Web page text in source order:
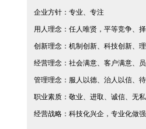
企业方针：专业、专注
用人理念：任人唯贤，平等竞争、
创新理念：机制创新、科技创新、
经营理念：社会满意、客户满意、
管理理念：服人以德、治人以信、
职业素质：敬业、进取、诚信、无私
经营战略：科技化兴企，专业化做